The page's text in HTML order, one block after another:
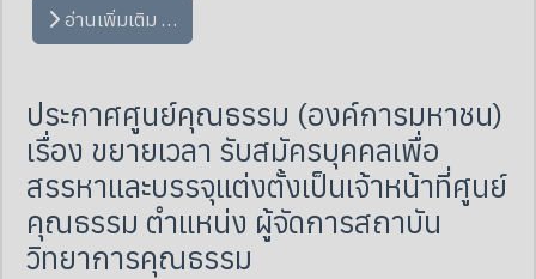
อ่านเพิ่มเติม …
ประกาศศูนย์คุณธรรม (องค์การมหาชน)
เรื่อง ขยายเวลา รับสมัครบุคคลเพื่อ
สรรหาและบรรจุแต่งตั้งเป็นเจ้าหน้าที่ศูนย์
คุณธรรม ตำแหน่ง ผู้จัดการสถาบัน
วิทยาการคุณธรรม